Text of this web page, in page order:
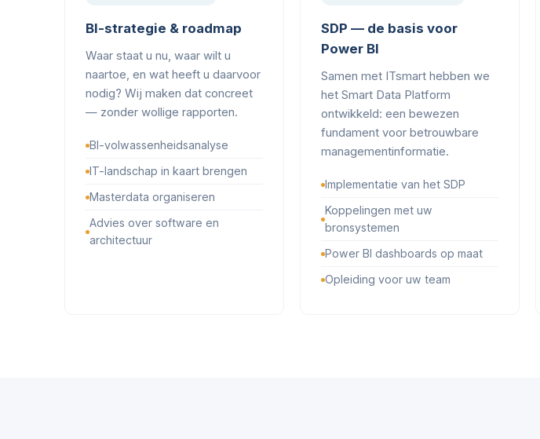
BI-strategie & roadmap
Waar staat u nu, waar wilt u
naartoe, en wat heeft u daarvoor
nodig? Wij maken dat concreet
— zonder wollige rapporten.
BI-volwassenheidsanalyse
IT-landschap in kaart brengen
Masterdata organiseren
Advies over software en
architectuur
SDP — de basis voor
Power BI
Samen met ITsmart hebben we
het Smart Data Platform
ontwikkeld: een bewezen
fundament voor betrouwbare
managementinformatie.
Implementatie van het SDP
Koppelingen met uw
bronsystemen
Power BI dashboards op maat
Opleiding voor uw team